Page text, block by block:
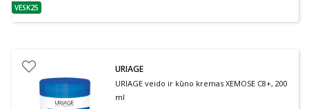
patarimas
VESK25
URIAGE
URIAGE veido ir kūno kremas XEMOSE C8+, 200
ml